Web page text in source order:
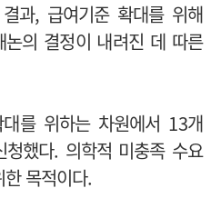
과, 급여기준 확대를 위해
의 결정이 내려진 데 따른
를 위하는 차원에서 13개
했다. 의학적 미충족 수요
목적이다.